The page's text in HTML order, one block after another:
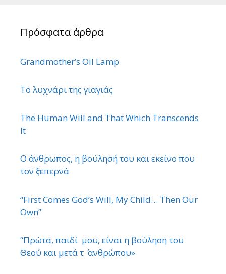
Πρόσφατα άρθρα
Grandmother’s Oil Lamp
Το λυχνάρι της γιαγιάς
The Human Will and That Which Transcends
It
Ο άνθρωπος, η βούλησή του και εκείνο που
τον ξεπερνά
“First Comes God’s Will, My Child… Then Our
Own”
“Πρώτα, παιδί μου, είναι η βούληση του
Θεού και μετά τ ΄ ανθρώπου»